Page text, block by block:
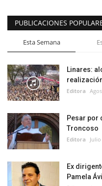
PUBLICACIONES
Esta Semana
Linares:
Editora
Pesar por
Troncoso
Editora
Ex
Pamela